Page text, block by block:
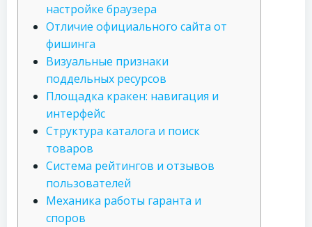
настройке браузера
Отличие официального сайта от
фишинга
Визуальные признаки
поддельных ресурсов
Площадка кракен: навигация и
интерфейс
Структура каталога и поиск
товаров
Система рейтингов и отзывов
пользователей
Механика работы гаранта и
споров